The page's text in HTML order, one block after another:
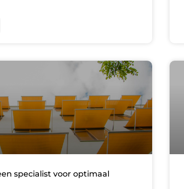
specialist voor optimaal